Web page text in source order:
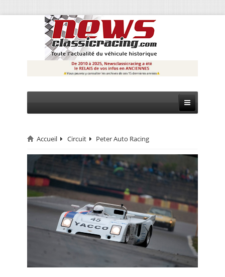
CIRCUIT
MONTAGNE
EVÈNEMENTS
CALENDRIER
Accueil Circuit Peter Auto Racing